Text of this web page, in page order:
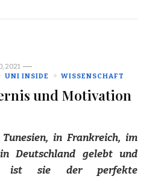
2021
UNI INSIDE WISSENSCHAFT
und Motivation
in Frankreich, im
Deutschland gelebt und
ist sie der perfekte